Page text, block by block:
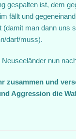
gespalten ist, dem
fällt und
(damit man dann uns
darf/muss).
nun
zusammen und
Aggression die